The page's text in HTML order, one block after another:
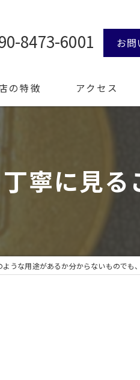
8473-6001 お問
の特徴
ド品
理
アクセス
寧に見
ような用途があるか分からないものでも